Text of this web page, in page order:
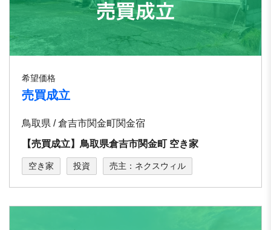
希望価格
売買成立
鳥取県 / 倉吉市関金町関金宿
【売買成立】鳥取県倉吉市関金町 空き家
空き家 投資 売主：ネクスウィル